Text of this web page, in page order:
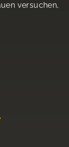
versuchen,